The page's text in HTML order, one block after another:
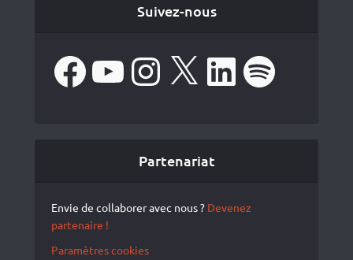
Suivez-nous
Facebook Instagram LinkedIn Spotify
Partenariat
Envie de collaborer avec nous ? Devenez
partenaire !
Paramètres cookies